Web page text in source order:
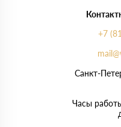
+7
Санкт-
Часы